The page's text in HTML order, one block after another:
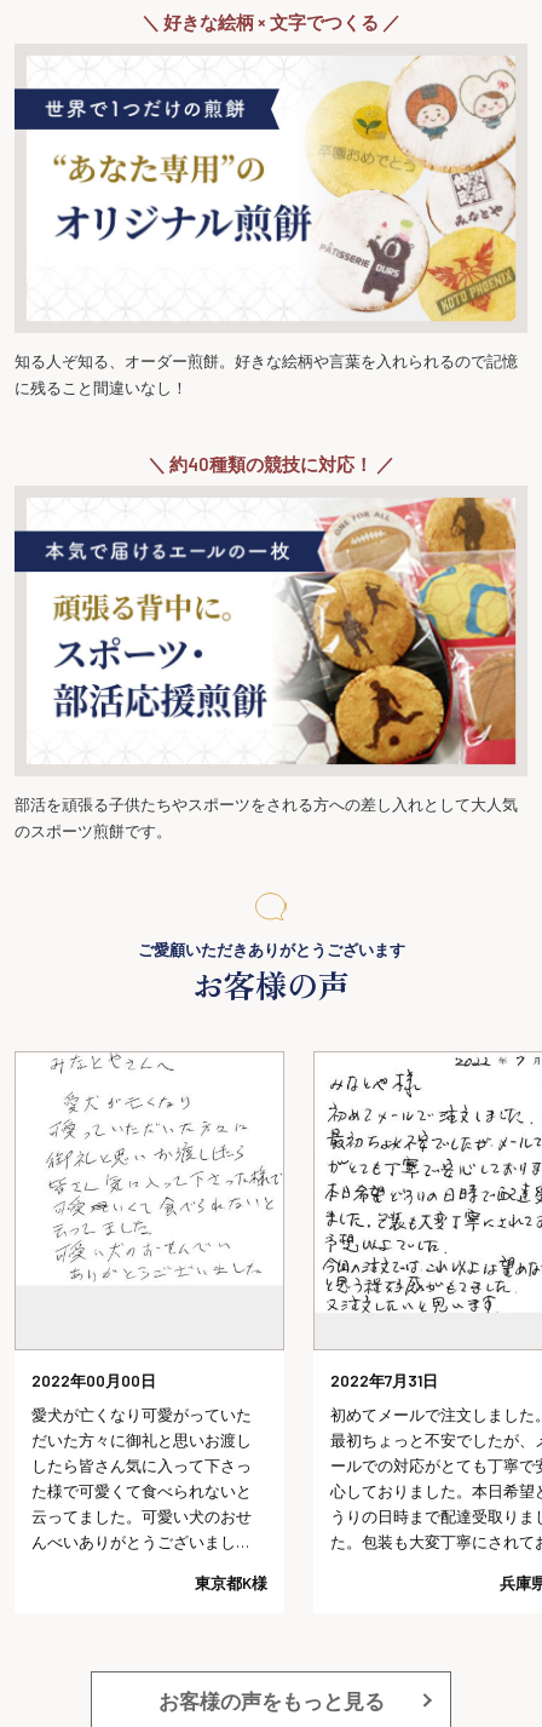
＼ 好きな絵柄 × 文字でつくる ／
知る人ぞ知る、オーダー煎餅。好きな絵柄や言葉を入れられるので記憶
に残ること間違いなし！
＼ 約40種類の競技に対応！ ／
部活を頑張る子供たちやスポーツをされる方への差し入れとして大人気
のスポーツ煎餅です。
ご愛顧いただきありがとうございます
お客様の声
2022年00月00日
愛犬が亡くなり可愛がっていた
だいた方々に御礼と思いお渡し
したら皆さん気に入って下さっ
た様で可愛くて食べられないと
云ってました。可愛い犬のおせ
んべいありがとうございまし
東京都K様
2022年7月31日
初めてメールで注文しました。
最初ちょっと不安でしたが、メ
ールでの対応がとても丁寧で安
心しておりました。本日希望ど
うりの日時まで配達受取りまし
た。包装も大変丁寧にされてお
では、これ以上は望めないだろ
兵庫県I様
お客様の声をもっと見る